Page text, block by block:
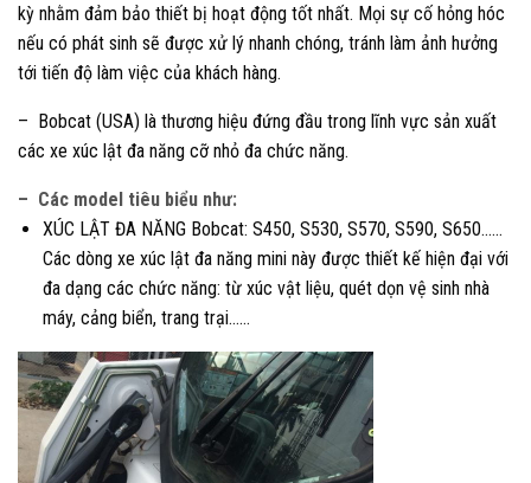
kỳ nhằm đảm bảo thiết bị hoạt động tốt nhất. Mọi sự cố hỏng hóc
nếu có phát sinh sẽ được xử lý nhanh chóng, tránh làm ảnh hưởng
tới tiến độ làm việc của khách hàng.
– Bobcat (USA) là thương hiệu đứng đầu trong lĩnh vực sản xuất
các xe xúc lật đa năng cỡ nhỏ đa chức năng.
– Các model tiêu biểu như:
XÚC LẬT ĐA NĂNG Bobcat: S450, S530, S570, S590, S650……
Các dòng xe xúc lật đa năng mini này được thiết kế hiện đại với
đa dạng các chức năng: từ xúc vật liệu, quét dọn vệ sinh nhà
máy, cảng biển, trang trại……